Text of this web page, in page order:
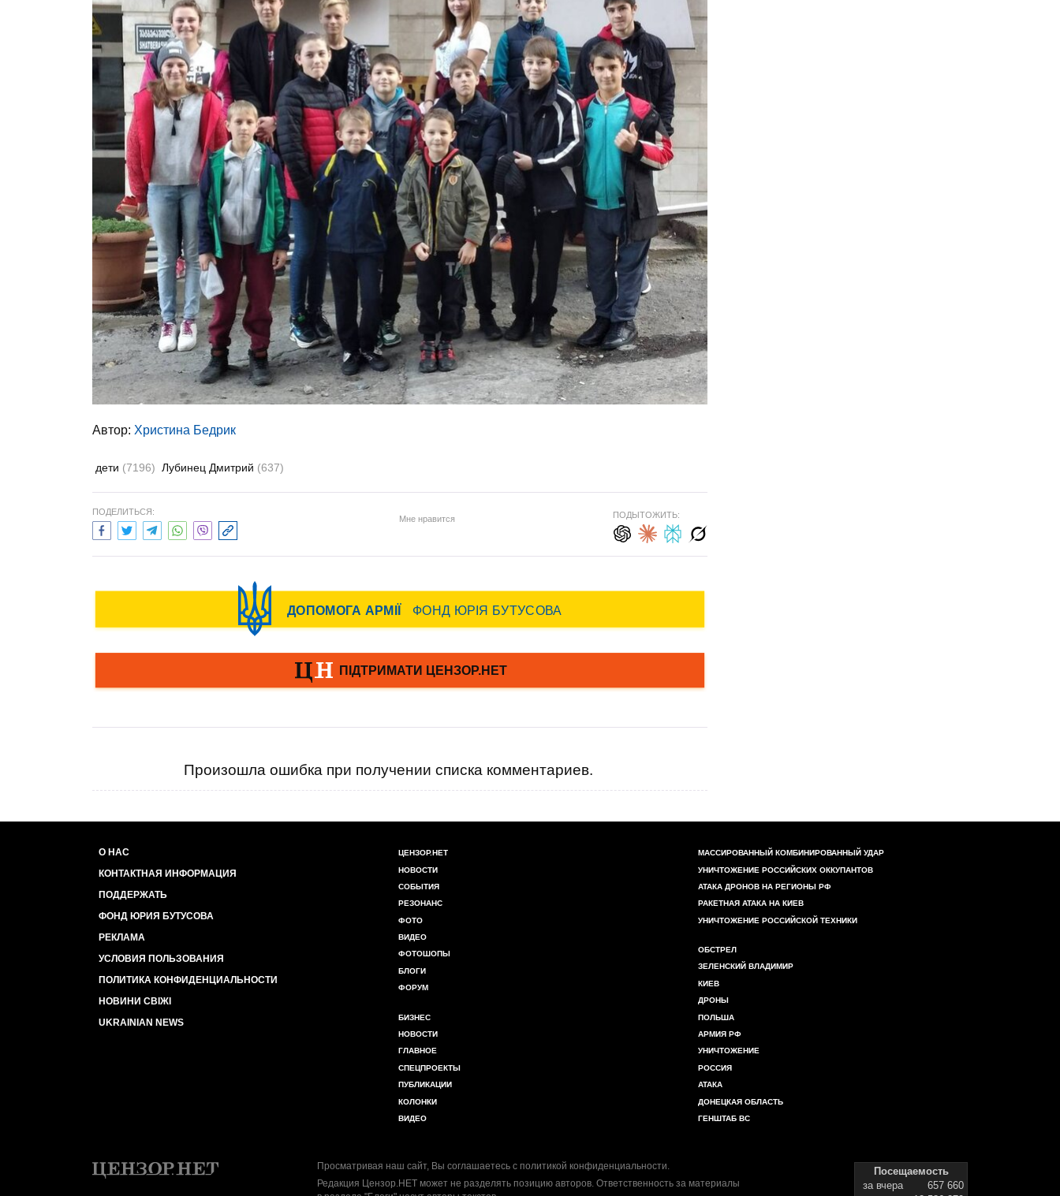
Автор: Христина Бедрик
дети (7196) Лубинец Дмитрий (637)
ПОДЕЛИТЬСЯ:
Мне нравится ПОДЫТОЖИТЬ:
Произошла ошибка при получении списка комментариев.
О НАС
КОНТАКТНАЯ ИНФОРМАЦИЯ
ПОДДЕРЖАТЬ
ФОНД ЮРИЯ БУТУСОВА
РЕКЛАМА
УСЛОВИЯ ПОЛЬЗОВАНИЯ
ПОЛИТИКА КОНФИДЕНЦИАЛЬНОСТИ
НОВИНИ СВІЖІ
UKRAINIAN NEWS
ЦЕНЗОР.НЕТ
НОВОСТИ
СОБЫТИЯ
РЕЗОНАНС
ФОТО
ВИДЕО
ФОТОШОПЫ
БЛОГИ
ФОРУМ
БИЗНЕС
НОВОСТИ
ГЛАВНОЕ
СПЕЦПРОЕКТЫ
ПУБЛИКАЦИИ
КОЛОНКИ
ВИДЕО
МАССИРОВАННЫЙ КОМБИНИРОВАННЫЙ УДАР
УНИЧТОЖЕНИЕ РОССИЙСКИХ ОККУПАНТОВ
АТАКА ДРОНОВ НА РЕГИОНЫ РФ
РАКЕТНАЯ АТАКА НА КИЕВ
УНИЧТОЖЕНИЕ РОССИЙСКОЙ ТЕХНИКИ
ОБСТРЕЛ
ЗЕЛЕНСКИЙ ВЛАДИМИР
КИЕВ
ДРОНЫ
ПОЛЬША
АРМИЯ РФ
УНИЧТОЖЕНИЕ
РОССИЯ
АТАКА
ДОНЕЦКАЯ ОБЛАСТЬ
ГЕНШТАБ ВС
Просматривая наш сайт, Вы соглашаетесь с политикой конфиденциальности.
Редакция Цензор.НЕТ может не разделять позицию авторов. Ответственность за материалы
Посещаемость
за вчера
657 660